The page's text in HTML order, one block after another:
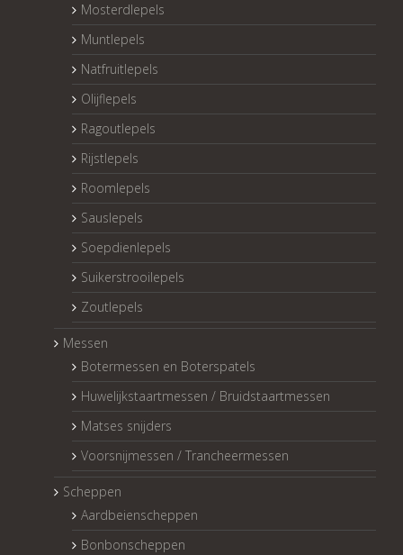
Mosterdlepels
Muntlepels
Natfruitlepels
Olijflepels
Ragoutlepels
Rijstlepels
Roomlepels
Sauslepels
Soepdienlepels
Suikerstrooilepels
Zoutlepels
Messen
Botermessen en Boterspatels
Huwelijkstaartmessen / Bruidstaartmessen
Matses snijders
Voorsnijmessen / Trancheermessen
Scheppen
Aardbeienscheppen
Bonbonscheppen